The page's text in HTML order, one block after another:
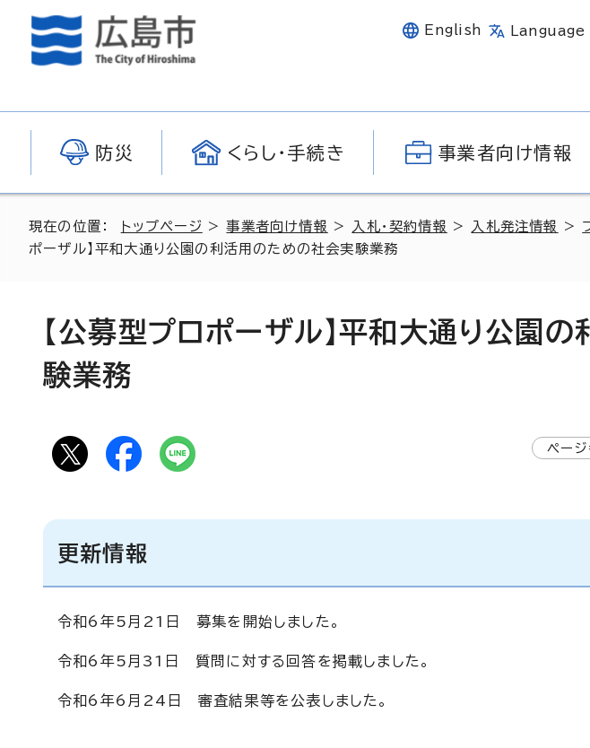
English Language
防災 くらし・手続き 事業者向け情報
現在の位置： トップページ >事業者向け情報 > 入札・契約情報 > 入札発注情報 >
ポーザル】平和大通り公園の利活用のための社会実験業務
【公募型プロポーザル】平和大通り公園
験業務
ページ
更新情報
令和6年5月21日 募集を開始しました。
令和6年5月31日 質問に対する回答を掲載しました。
令和6年6月24日 審査結果等を公表しました。